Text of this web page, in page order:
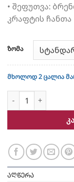
• შეფუთვა:
კრაფტის ჩანთა
ზომა
მხოლოდ 2 ცალია
რაოდენობა:
ᲐᲦᲬᲔᲠᲐ